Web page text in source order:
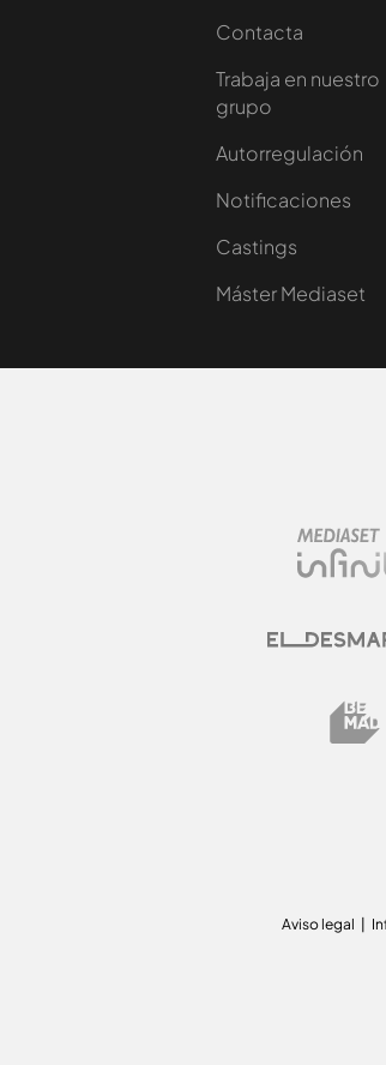
Contacta
Trabaja en nuestro
grupo
Autorregulación
Notificaciones
Castings
Máster Mediaset
Aviso legal